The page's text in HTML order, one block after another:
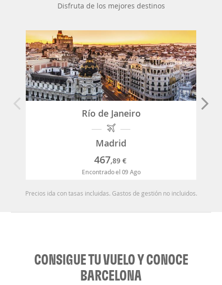
Disfruta de los mejores destinos
Río de Janeiro
Madrid
467,89 €
Encontrado el 09 Ago
Precios ida con tasas incluidas. Gastos de gestión no incluidos.
CONSIGUE TU VUELO Y CONOCE
BARCELONA